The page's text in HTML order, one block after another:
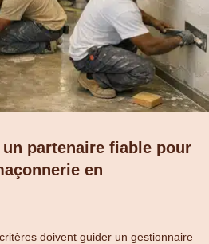
partenaire fiable pour
en
doivent guider un gestionnaire